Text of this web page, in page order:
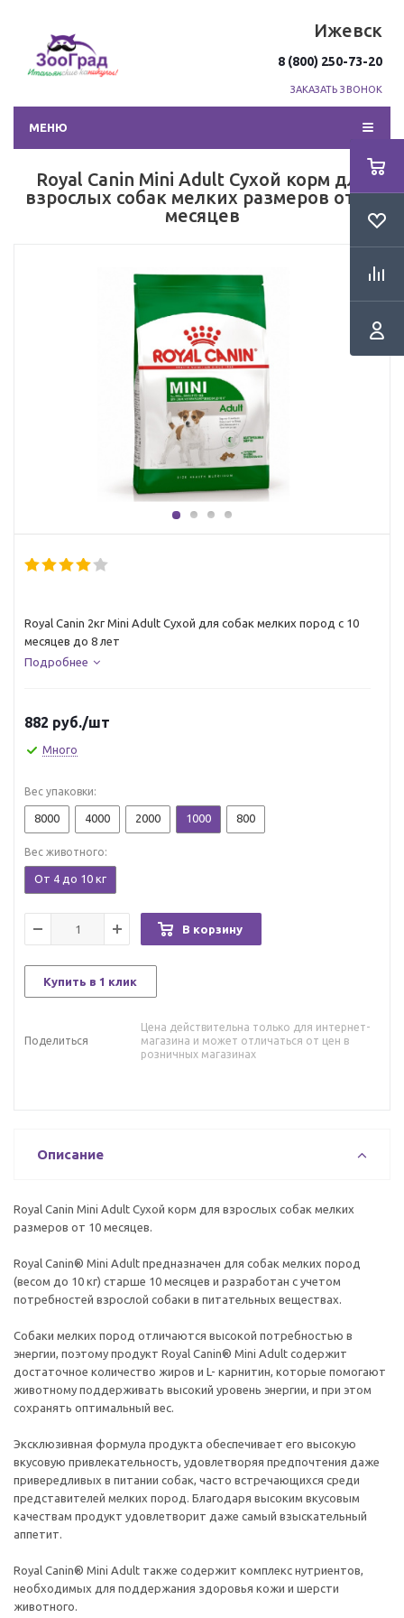
Ижевск
8 (800) 250-73-20
ЗАКАЗАТЬ ЗВОНОК
МЕНЮ
Royal Canin Mini Adult Сухой корм для
взрослых собак мелких размеров от 10
месяцев
Royal Canin 2кг Mini Adult Сухой для собак мелких пород с 10
месяцев до 8 лет
Подробнее
882 руб./шт
Много
Вес упаковки:
8000 4000 2000 1000 800
Вес животного:
От 4 до 10 кг
В корзину
Купить в 1 клик
Поделиться
Цена действительна только для интернет-
магазина и может отличаться от цен в
розничных магазинах
Описание
Royal Canin Mini Adult Сухой корм для взрослых собак мелких
размеров от 10 месяцев.
Royal Canin® Mini Adult предназначен для собак мелких пород
(весом до 10 кг) старше 10 месяцев и разработан с учетом
потребностей взрослой собаки в питательных веществах.
Собаки мелких пород отличаются высокой потребностью в
энергии, поэтому продукт Royal Canin® Mini Adult содержит
достаточное количество жиров и L- карнитин, которые помогают
животному поддерживать высокий уровень энергии, и при этом
сохранять оптимальный вес.
Эксклюзивная формула продукта обеспечивает его высокую
вкусовую привлекательность, удовлетворяя предпочтения даже
привередливых в питании собак, часто встречающихся среди
представителей мелких пород. Благодаря высоким вкусовым
качествам продукт удовлетворит даже самый взыскательный
аппетит.
Royal Canin® Mini Adult также содержит комплекс нутриентов,
необходимых для поддержания здоровья кожи и шерсти
животного.